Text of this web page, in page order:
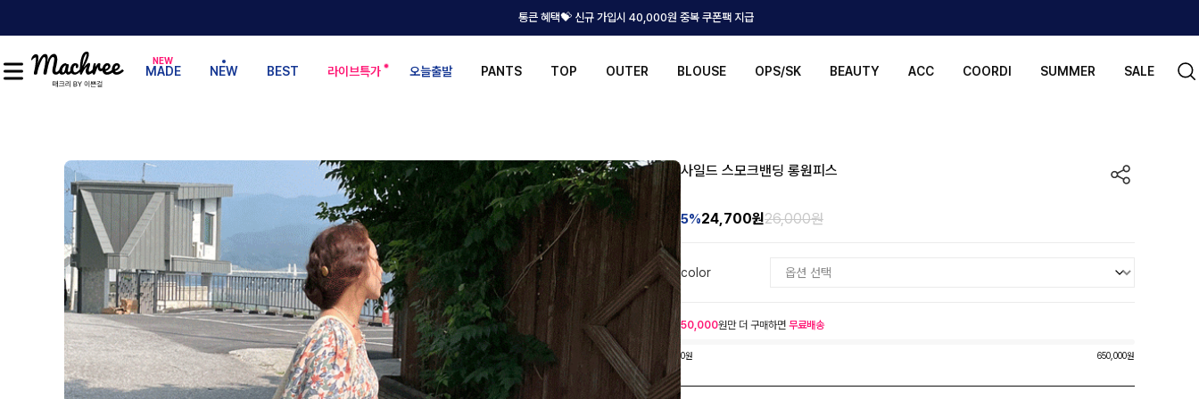
통큰 혜택💝 신규 가입시 40,000원 중복 쿠폰팩 지급
MADE NEW BEST 라이브특가 오늘출발 PANTS TOP OUTER BLOUSE OPS/SK BEAUTY ACC COORDI SUMMER SALE
사일드 스모크밴딩 롱원피스
5%24,700원26,000원
color
50,000원만 더 구매하면 무료배송
0원 650,000원